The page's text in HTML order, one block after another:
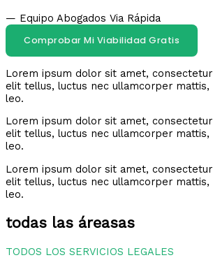
— Equipo Abogados Via Rápida
Comprobar Mi Viabilidad Gratis
Lorem ipsum dolor sit amet,
elit tellus, luctus nec ullamcorper mattis,
leo.
Lorem ipsum dolor sit amet,
elit tellus, luctus nec ullamcorper mattis,
leo.
Lorem ipsum dolor sit amet,
elit tellus, luctus nec ullamcorper mattis,
leo.
todas las áreasas
TODOS LOS SERVICIOS LEGALES